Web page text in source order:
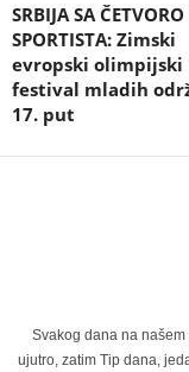
SRBIJA SA ČETVORO
SPORTISTA: Zimski
evropski olimpijski
festival mladih
17. put
Svakog dana na
ujutro, zatim Tip dana,